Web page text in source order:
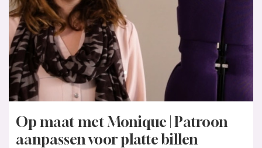
Op maat met Monique | Patroon
aanpassen voor platte billen